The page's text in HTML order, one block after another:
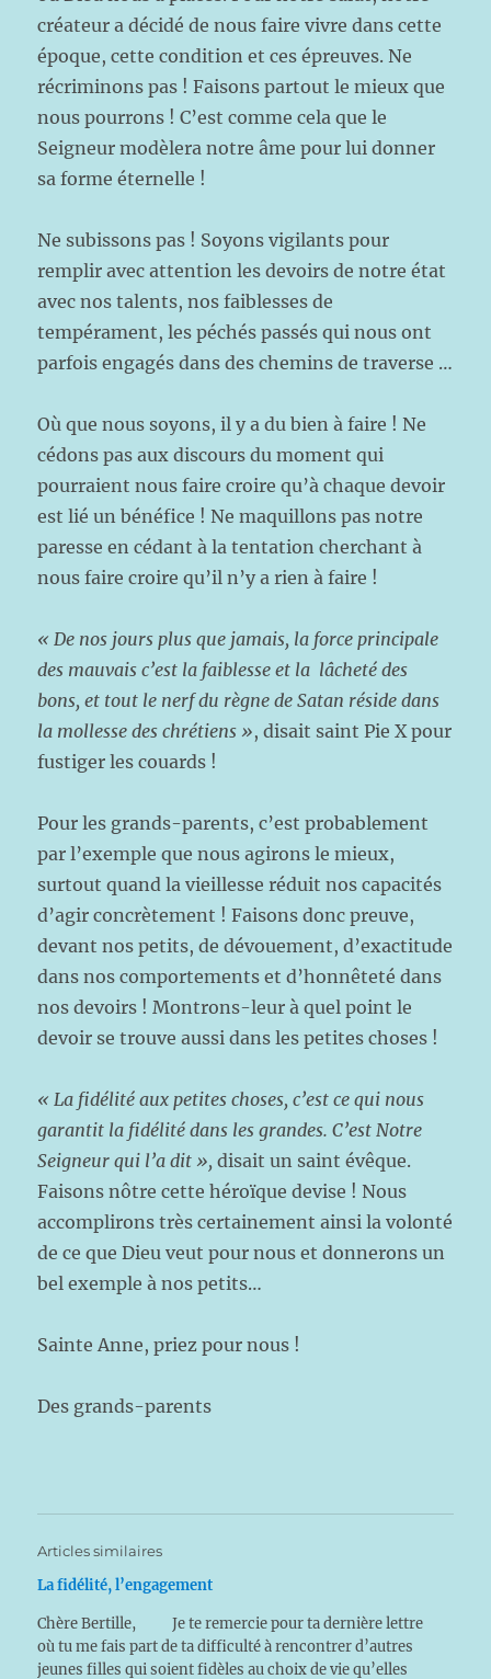
créateur a décidé de nous faire vivre dans cette
époque, cette condition et ces épreuves. Ne
récriminons pas ! Faisons partout le mieux que
nous pourrons ! C’est comme cela que le
Seigneur modèlera notre âme pour lui donner
sa forme éternelle !
Ne subissons pas ! Soyons vigilants pour
remplir avec attention les devoirs de notre état
avec nos talents, nos faiblesses de
tempérament, les péchés passés qui nous ont
parfois engagés dans des chemins de traverse …
Où que nous soyons, il y a du bien à faire ! Ne
cédons pas aux discours du moment qui
pourraient nous faire croire qu’à chaque devoir
est lié un bénéfice ! Ne maquillons pas notre
paresse en cédant à la tentation cherchant à
nous faire croire qu’il n’y a rien à faire !
« De nos jours plus que jamais, la force principale
des mauvais c’est la faiblesse et la lâcheté des
bons, et tout le nerf du règne de Satan réside dans
la mollesse des chrétiens », disait saint Pie X pour
fustiger les couards !
Pour les grands-parents, c’est probablement
par l’exemple que nous agirons le mieux,
surtout quand la vieillesse réduit nos capacités
d’agir concrètement ! Faisons donc preuve,
devant nos petits, de dévouement, d’exactitude
dans nos comportements et d’honnêteté dans
nos devoirs ! Montrons-leur à quel point le
devoir se trouve aussi dans les petites choses !
« La fidélité aux petites choses, c’est ce qui nous
garantit la fidélité dans les grandes. C’est Notre
Seigneur qui l’a dit », disait un saint évêque.
Faisons nôtre cette héroïque devise ! Nous
accomplirons très certainement ainsi la volonté
de ce que Dieu veut pour nous et donnerons un
bel exemple à nos petits…
Sainte Anne, priez pour nous !
Des grands-parents
Articles similaires
La fidélité, l’engagement
Chère Bertille, Je te remercie pour ta dernière lettre
où tu me fais part de ta difficulté à rencontrer d’autres
jeunes filles qui soient fidèles au choix de vie qu’elles